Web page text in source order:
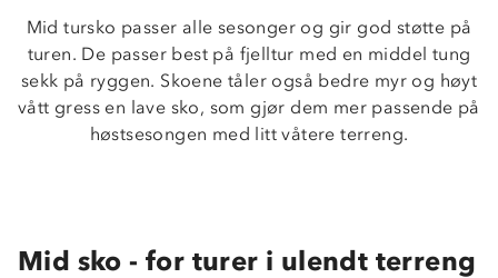
Mid tursko passer alle sesonger og gir god støtte på
turen. De passer best på fjelltur med en middel tung
sekk på ryggen. Skoene tåler også bedre myr og høyt
vått gress en lave sko, som gjør dem mer passende på
høstsesongen med litt våtere terreng.
Mid sko - for turer i ulendt terreng